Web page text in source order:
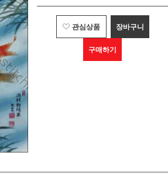
관심상품 장바구니
구매하기